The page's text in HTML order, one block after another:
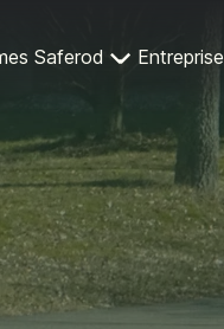
Saferod Entreprise